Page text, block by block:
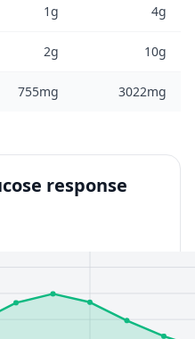
1g 4g
2g 10g
755mg 3022mg
response